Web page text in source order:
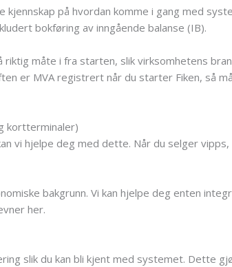
på hvordan komme i gang med
bokføring av inngående balanse (IB).
måte i fra starten, slik virksomhetens
er MVA registrert når du starter Fiken, så
kortterminaler)
vi hjelpe deg med dette. Når du selger vipps,
bakgrunn. Vi kan hjelpe deg enten
her.
slik du kan bli kjent med systemet. Dette